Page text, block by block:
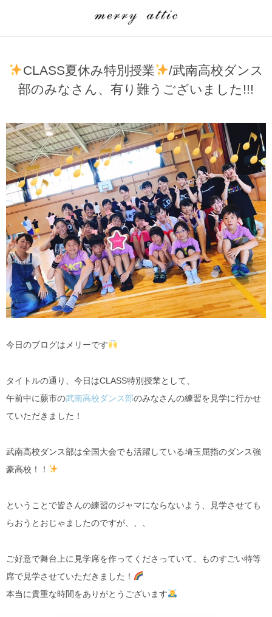
CLASS夏休み特別授業
/武南高校ダンス
部のみなさん、有り難うございました!!!
今日のブログはメリーです
タイトルの通り、今日はCLASS特別授業として、
午前中に蕨市の武南高校ダンス部のみなさんの練習を見学に行かせ
ていただきました！
武南高校ダンス部は全国大会でも活躍している埼玉屈指のダンス強
豪高校！！
ということで皆さんの練習のジャマにならないよう、見学させても
らおうとおじゃましたのですが、、、
ご好意で舞台上に見学席を作ってくださっていて、ものすごい特等
席で見学させていただきました！
本当に貴重な時間をありがとうございます
埼玉県
merry attic ミュージッククラス